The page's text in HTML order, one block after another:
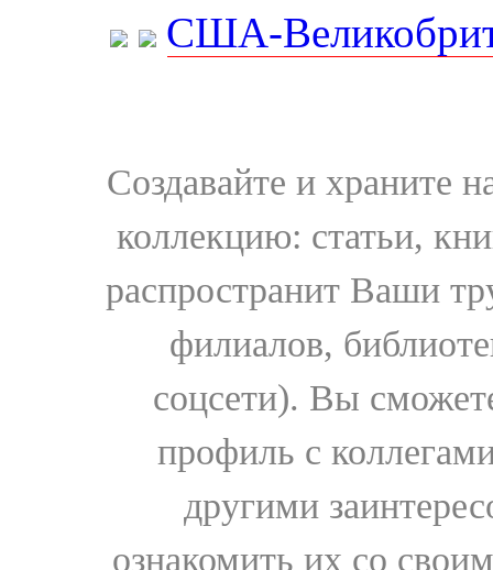
США-
Создавайте и храните
коллекцию: статьи,
распространит Ваши
филиалов,
соцсети). Вы
профиль с
другими
ознакомить их со